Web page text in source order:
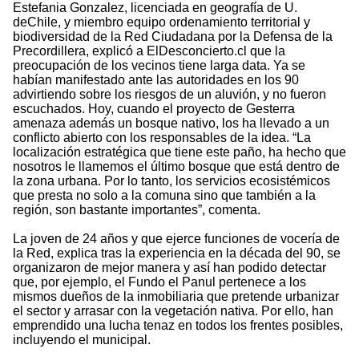
Estefania Gonzalez, licenciada en geografía de U.
deChile, y miembro equipo ordenamiento territorial y
biodiversidad de la Red Ciudadana por la Defensa de la
Precordillera, explicó a ElDesconcierto.cl que la
preocupación de los vecinos tiene larga data. Ya se
habían manifestado ante las autoridades en los 90
advirtiendo sobre los riesgos de un aluvión, y no fueron
escuchados. Hoy, cuando el proyecto de Gesterra
amenaza además un bosque nativo, los ha llevado a un
conflicto abierto con los responsables de la idea. “La
localización estratégica que tiene este paño, ha hecho que
nosotros le llamemos el último bosque que está dentro de
la zona urbana. Por lo tanto, los servicios ecosistémicos
que presta no solo a la comuna sino que también a la
región, son bastante importantes”, comenta.
La joven de 24 años y que ejerce funciones de vocería de
la Red, explica tras la experiencia en la década del 90, se
organizaron de mejor manera y así han podido detectar
que, por ejemplo, el Fundo el Panul pertenece a los
mismos dueños de la inmobiliaria que pretende urbanizar
el sector y arrasar con la vegetación nativa. Por ello, han
emprendido una lucha tenaz en todos los frentes posibles,
incluyendo el municipal.